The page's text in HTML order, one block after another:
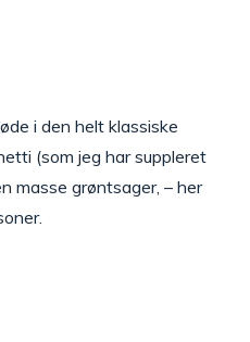
i den helt klassiske
(som jeg har suppleret
masse grøntsager, – her